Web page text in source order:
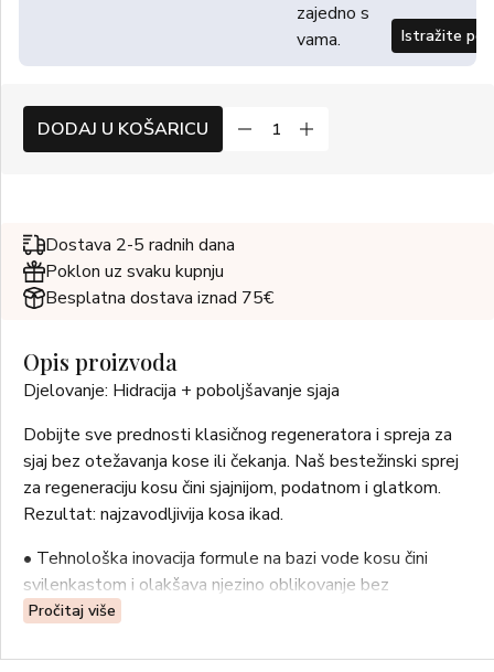
zajedno s
vama.
Istražite
DODAJ U KOŠARICU
Dostava 2-5 radnih dana
Poklon uz svaku kupnju
Besplatna dostava iznad 75€
Opis proizvoda
Djelovanje: Hidracija + poboljšavanje sjaja
Dobijte sve prednosti klasičnog regeneratora i spreja za
sjaj bez otežavanja kose ili čekanja. Naš bestežinski sprej
za regeneraciju kosu čini sjajnijom, podatnom i glatkom.
Rezultat: najzavodljivija kosa ikad.
• Tehnološka inovacija formule na bazi vode kosu čini
svilenkastom i olakšava njezino oblikovanje bez
otežavanja.
• Originalni kompleks kamilice, gaveza, cvijeta kane,
Pročitaj više